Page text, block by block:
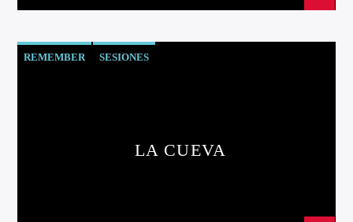
REMEMBER SESIONES
LA CUEVA